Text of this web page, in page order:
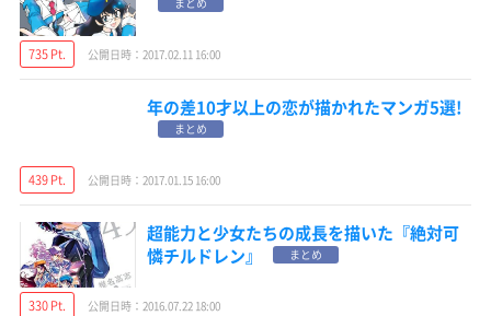
735 Pt. 公開日時：2017.02.11 16:00
年の差10才以上の恋が描かれたマンガ5選!
まとめ
439 Pt. 公開日時：2017.01.15 16:00
超能力と少女たちの成長を描いた『絶対可
憐チルドレン』
まとめ
330 Pt. 公開日時：2016.07.22 18:00